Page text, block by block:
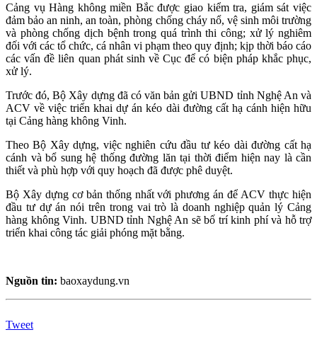
Cảng vụ Hàng không miền Bắc được giao kiểm tra, giám sát việc
đảm bảo an ninh, an toàn, phòng chống cháy nổ, vệ sinh môi trường
và phòng chống dịch bệnh trong quá trình thi công; xử lý nghiêm
đối với các tổ chức, cá nhân vi phạm theo quy định; kịp thời báo cáo
các vấn đề liên quan phát sinh về Cục để có biện pháp khắc phục,
xử lý.
Trước đó, Bộ Xây dựng đã có văn bản gửi UBND tỉnh Nghệ An và
ACV về việc triển khai dự án kéo dài đường cất hạ cánh hiện hữu
tại Cảng hàng không Vinh.
Theo Bộ Xây dựng, việc nghiên cứu đầu tư kéo dài đường cất hạ
cánh và bổ sung hệ thống đường lăn tại thời điểm hiện nay là cần
thiết và phù hợp với quy hoạch đã được phê duyệt.
Bộ Xây dựng cơ bản thống nhất với phương án để ACV thực hiện
đầu tư dự án nói trên trong vai trò là doanh nghiệp quản lý Cảng
hàng không Vinh. UBND tỉnh Nghệ An sẽ bố trí kinh phí và hỗ trợ
triển khai công tác giải phóng mặt bằng.
Nguồn tin: baoxaydung.vn
Tweet